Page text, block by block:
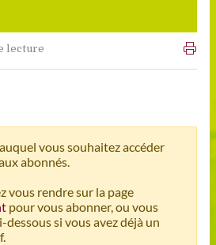
lecture
vous souhaitez accéder
abonnés.
vous rendre sur la page
pour vous abonner, ou vous
dessous si vous avez déjà un